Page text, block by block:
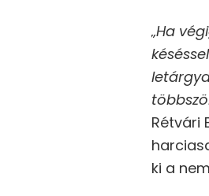
„Ha
Rétvári
ki a